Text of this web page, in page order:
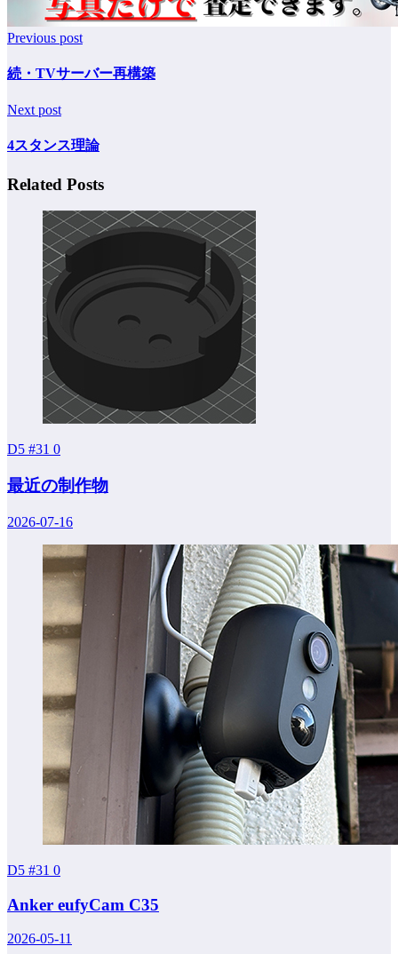
Previous post
続・TVサーバー再構築
Next post
4スタンス理論
Related Posts
D5 #31 0
最近の制作物
2026-07-16
D5 #31 0
Anker eufyCam C35
2026-05-11